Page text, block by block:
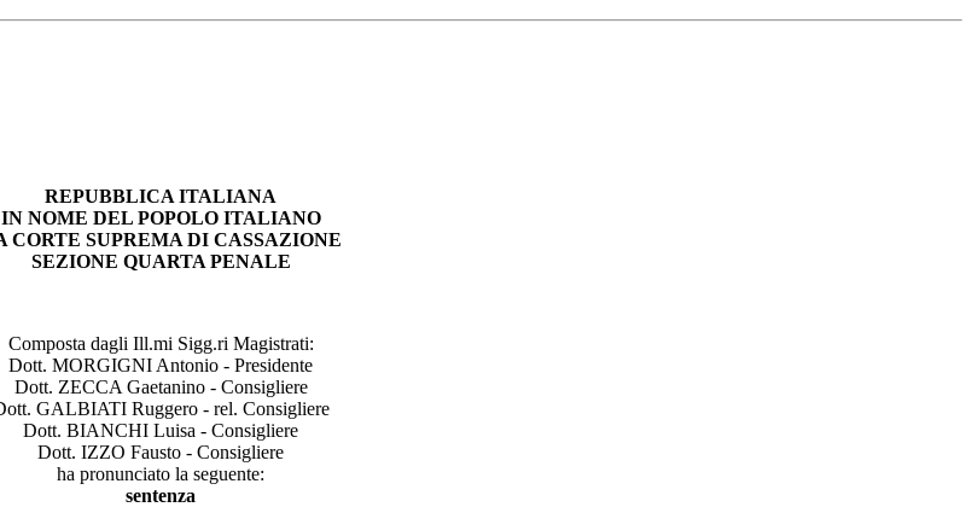
REPUBBLICA ITALIANA
IN NOME DEL POPOLO ITALIANO
CORTE SUPREMA DI CASSAZIONE
SEZIONE QUARTA PENALE
Composta dagli Ill.mi Sigg.ri Magistrati:
Dott. MORGIGNI Antonio - Presidente
Dott. ZECCA Gaetanino - Consigliere
GALBIATI Ruggero - rel. Consigliere
Dott. BIANCHI Luisa - Consigliere
Dott. IZZO Fausto - Consigliere
ha pronunciato la seguente:
sentenza